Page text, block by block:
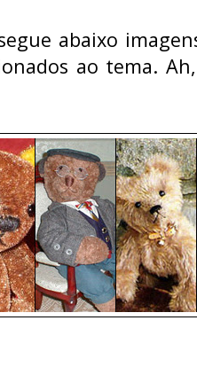
abaixo
ao tema.